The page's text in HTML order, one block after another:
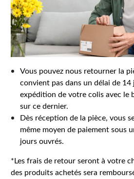
Vous pouvez nous retourner la
convient pas dans un délai de 14
expédition de votre colis avec le
sur ce dernier.
Dès réception de la pièce, vous
même moyen de paiement sous
jours ouvrés.
*Les frais de retour seront à votre
des produits achetés sera